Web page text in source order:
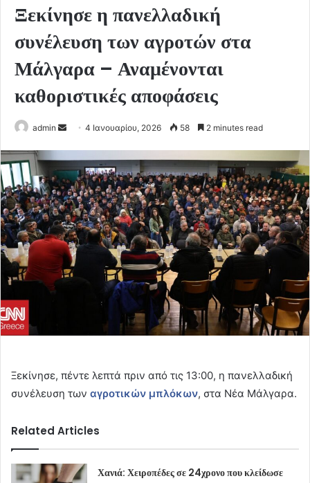
Ξεκίνησε η πανελλαδική
συνέλευση των αγροτών στα
Μάλγαρα – Αναμένονται
καθοριστικές αποφάσεις
admin
Send
email
4 Ιανουαρίου, 2026 58 2 minutes read
Ξεκίνησε, πέντε λεπτά πριν από τις 13:00, η πανελλαδική
συνέλευση των αγροτικών μπλόκων, στα Νέα Μάλγαρα.
Related Articles
Χανιά: Χειροπέδες σε 24χρονο που κλείδωσε